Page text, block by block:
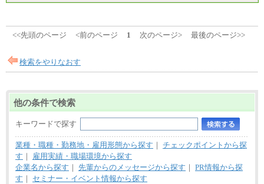
※拠点型職員、特定職員の給与は、生活の拠点が定
す。
中途：
月給制
226,600円～390,100円（勤務地域等により異なりま
ます。
・試用期間中も同額支給します。
<<先頭のページ <前のページ 1 次のページ> 最後のページ>>
検索をやりなおす
他の条件で検索
キーワードで探す
業種・職種・勤務地・雇用形態から探す ｜ チェックポイントから探
す ｜
雇用実績・職場環境から探す
企業名から探す ｜ 先輩からのメッセージから探す ｜ PR情報から探
す ｜ セミナー・イベント情報から探す